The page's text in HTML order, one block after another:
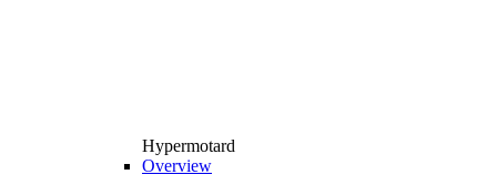
Hypermotard
Overview